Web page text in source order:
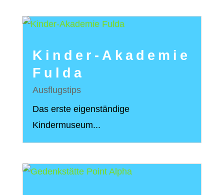
Kinder-Akademie
Fulda
Ausflugstips
Das erste eigenständige
Kindermuseum...